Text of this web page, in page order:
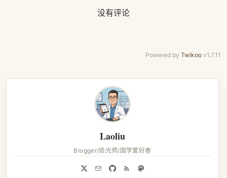
没有评论
Powered by Twikoo v1.7.11
Laoliu
Blogger/验光师/国学爱好者